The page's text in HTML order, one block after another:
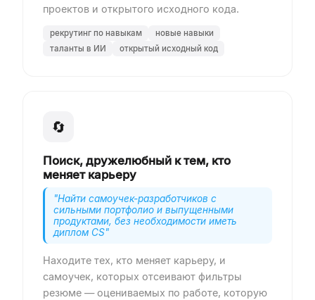
проектов и открытого исходного кода.
рекрутинг по навыкам
новые навыки
таланты в ИИ
открытый исходный код
🔄
Поиск, дружелюбный к тем, кто
меняет карьеру
"Найти самоучек-разработчиков с
сильными портфолио и выпущенными
продуктами, без необходимости иметь
диплом CS"
Находите тех, кто меняет карьеру, и
самоучек, которых отсеивают фильтры
резюме — оцениваемых по работе, которую